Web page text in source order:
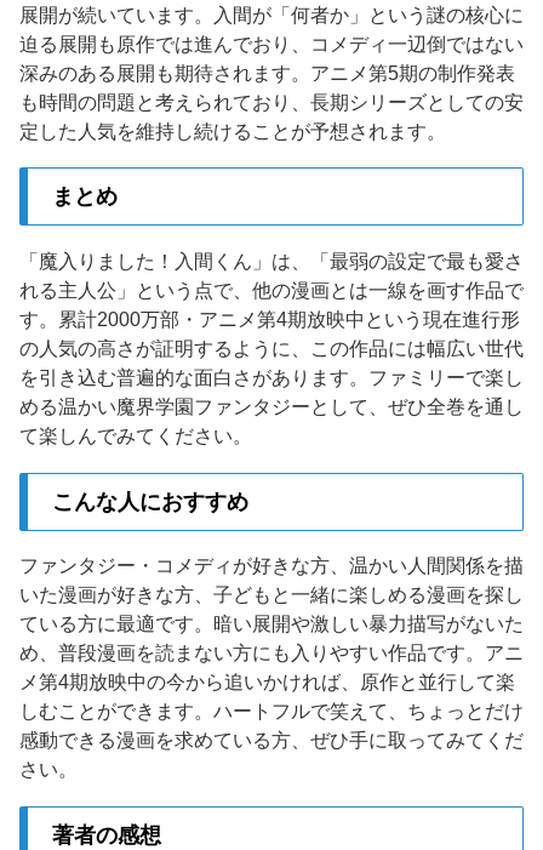
展開が続いています。入間が「何者か」という謎の核心に
迫る展開も原作では進んでおり、コメディ一辺倒ではない
深みのある展開も期待されます。アニメ第5期の制作発表
も時間の問題と考えられており、長期シリーズとしての安
定した人気を維持し続けることが予想されます。
まとめ
「魔入りました！入間くん」は、「最弱の設定で最も愛さ
れる主人公」という点で、他の漫画とは一線を画す作品で
す。累計2000万部・アニメ第4期放映中という現在進行形
の人気の高さが証明するように、この作品には幅広い世代
を引き込む普遍的な面白さがあります。ファミリーで楽し
める温かい魔界学園ファンタジーとして、ぜひ全巻を通し
て楽しんでみてください。
こんな人におすすめ
ファンタジー・コメディが好きな方、温かい人間関係を描
いた漫画が好きな方、子どもと一緒に楽しめる漫画を探し
ている方に最適です。暗い展開や激しい暴力描写がないた
め、普段漫画を読まない方にも入りやすい作品です。アニ
メ第4期放映中の今から追いかければ、原作と並行して楽
しむことができます。ハートフルで笑えて、ちょっとだけ
感動できる漫画を求めている方、ぜひ手に取ってみてくだ
さい。
著者の感想